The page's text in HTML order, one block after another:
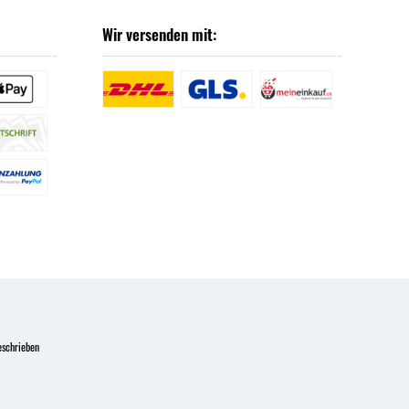
Wir versenden mit: